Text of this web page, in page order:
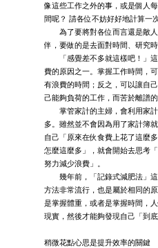
像這些工作之外的事，或是個人
間呢？ 請各位不妨好好地計算一次
為了要將對各位而言還是敵人
伴，要做的是去面對時間、研究時
「感覺差不多就這樣吧！」這
費的原因之一。掌握工作時間，
有浪費的時間；反之，可以讓自
己能夠負荷的工作，而苦於離譜的
掌管家計的主婦，會利用家計
多。雖然並不會因為用了家計簿
自己「原來在伙食費上花了這麼
怎麼這麼多」，就會開始去思考
努力減少浪費」。
幾年前，「記錄式減肥法」這
方法非常流行，也是屬於相同的
是掌握體重，或者是掌握時間，
現實，然後才能夠發現自己「到
稍微花點心思是提升效率的關鍵